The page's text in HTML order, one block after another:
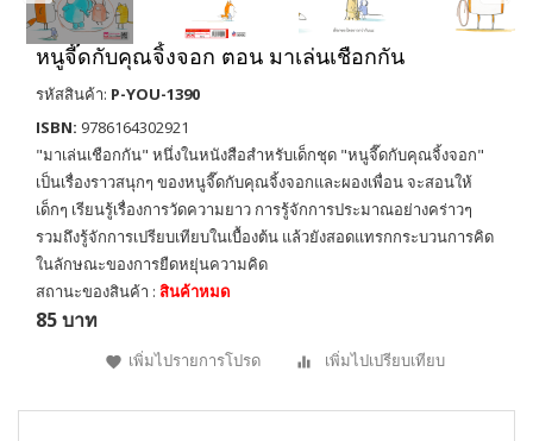
หนูจี๊ดกับคุณจิ้งจอก ตอน มาเล่นเชือกกัน
รหัสสินค้า: P-YOU-1390
ISBN: 9786164302921
"มาเล่นเชือกกัน" หนึ่งในหนังสือสำหรับเด็กชุด "หนูจี๊ดกับคุณจิ้งจอก"
เป็นเรื่องราวสนุกๆ ของหนูจี๊ดกับคุณจิ้งจอกและผองเพื่อน จะสอนให้
เด็กๆ เรียนรู้เรื่องการวัดความยาว การรู้จักการประมาณอย่างคร่าวๆ
รวมถึงรู้จักการเปรียบเทียบในเบื้องต้น แล้วยังสอดแทรกกระบวนการคิด
ในลักษณะของการยืดหยุ่นความคิด
สถานะของสินค้า : สินค้าหมด
85 บาท
เพิ่มไปรายการโปรด เพิ่มไปเปรียบเทียบ